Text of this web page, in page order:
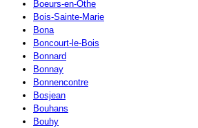
Boeurs-en-Othe
Bois-Sainte-Marie
Bona
Boncourt-le-Bois
Bonnard
Bonnay
Bonnencontre
Bosjean
Bouhans
Bouhy